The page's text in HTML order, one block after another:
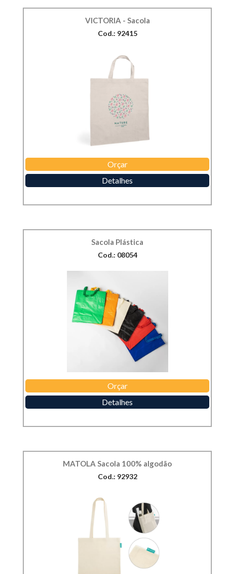
VICTORIA - Sacola
Cod.: 92415
Orçar
Detalhes
Sacola Plástica
Cod.: 08054
Orçar
Detalhes
MATOLA Sacola 100% algodão
Cod.: 92932